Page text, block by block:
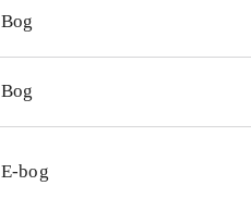
Bog
Bog
E-bog